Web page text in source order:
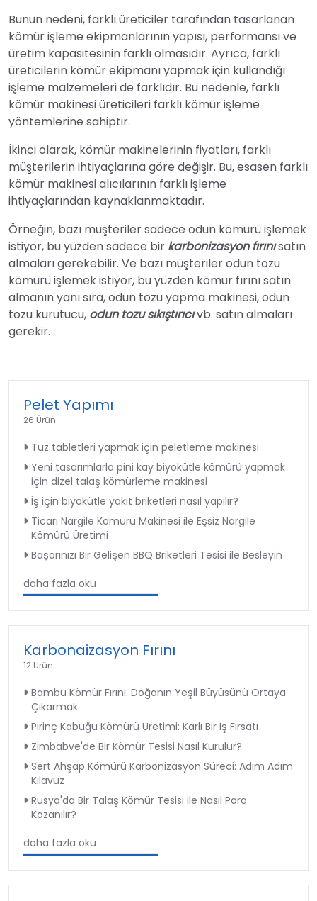
Bunun nedeni, farklı üreticiler tarafından tasarlanan
kömür işleme ekipmanlarının yapısı, performansı ve
üretim kapasitesinin farklı olmasıdır. Ayrıca, farklı
üreticilerin kömür ekipmanı yapmak için kullandığı
işleme malzemeleri de farklıdır. Bu nedenle, farklı
kömür makinesi üreticileri farklı kömür işleme
yöntemlerine sahiptir.
İkinci olarak, kömür makinelerinin fiyatları, farklı
müşterilerin ihtiyaçlarına göre değişir. Bu, esasen farklı
kömür makinesi alıcılarının farklı işleme
ihtiyaçlarından kaynaklanmaktadır.
Örneğin, bazı müşteriler sadece odun kömürü işlemek
istiyor, bu yüzden sadece bir karbonizasyon fırınısatın
almaları gerekebilir. Ve bazı müşteriler odun tozu
kömürü işlemek istiyor, bu yüzden kömür fırını satın
almanın yanı sıra, odun tozu yapma makinesi, odun
tozu kurutucu, odun tozu sıkıştırıcıvb. satın almaları
gerekir.
Pelet Yapımı
26 Ürün
Tuz tabletleri yapmak için peletleme makinesi
Yeni tasarımlarla pini kay biyokütle kömürü yapmak
için dizel talaş kömürleme makinesi
İş için biyokütle yakıt briketleri nasıl yapılır?
Ticari Nargile Kömürü Makinesi ile Eşsiz Nargile
Kömürü Üretimi
Başarınızı Bir Gelişen BBQ Briketleri Tesisi ile Besleyin
daha fazla oku
Karbonaizasyon Fırını
12 Ürün
Bambu Kömür Fırını: Doğanın Yeşil Büyüsünü Ortaya
Çıkarmak
Pirinç Kabuğu Kömürü Üretimi: Karlı Bir İş Fırsatı
Zimbabve'de Bir Kömür Tesisi Nasıl Kurulur?
Sert Ahşap Kömürü Karbonizasyon Süreci: Adım Adım
Kılavuz
Rusya'da Bir Talaş Kömür Tesisi ile Nasıl Para
Kazanılır?
daha fazla oku